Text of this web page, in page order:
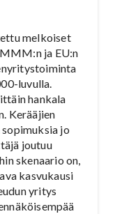
melkoiset
ja EU:n
luvulla.
hankala
Kerääjien
jo
joutuu
skenaario on,
kasvukausi
yritys